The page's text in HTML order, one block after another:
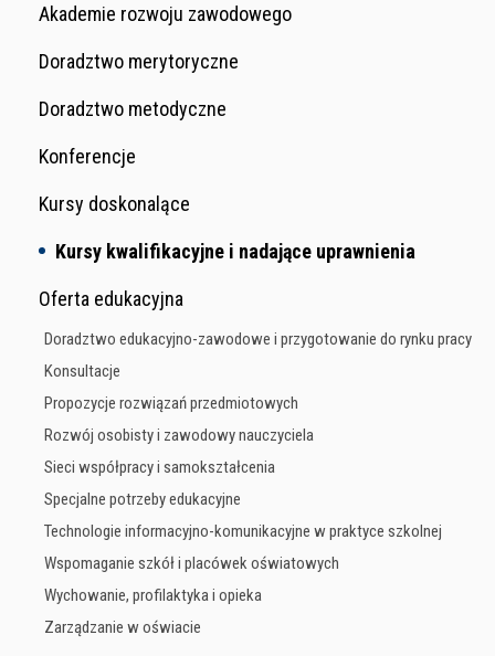
Akademie rozwoju zawodowego
Doradztwo merytoryczne
Doradztwo metodyczne
Konferencje
Kursy doskonalące
Kursy kwalifikacyjne i nadające uprawnienia
Oferta edukacyjna
Doradztwo edukacyjno-zawodowe i przygotowanie do rynku pracy
Konsultacje
Propozycje rozwiązań przedmiotowych
Rozwój osobisty i zawodowy nauczyciela
Sieci współpracy i samokształcenia
Specjalne potrzeby edukacyjne
Technologie informacyjno-komunikacyjne w praktyce szkolnej
Wspomaganie szkół i placówek oświatowych
Wychowanie, profilaktyka i opieka
Zarządzanie w oświacie